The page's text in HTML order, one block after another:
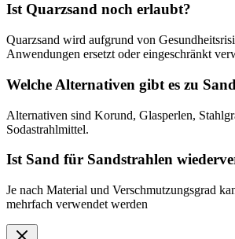
Ist Quarzsand noch erlaubt?
Quarzsand wird aufgrund von
Anwendungen ersetzt oder eingeschränkt
Welche Alternativen gibt es zu
Alternativen sind Korund, Glasperlen,
Sodastrahlmittel.
Ist Sand für Sandstrahlen
Je nach Material und Verschmutzungsgrad
mehrfach verwendet werden